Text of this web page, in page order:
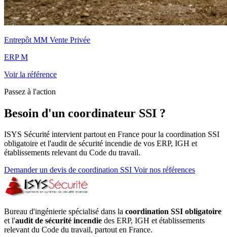
Entrepôt MM Vente Privée
ERP M
Voir la référence
Passez à l'action
Besoin d'un coordinateur SSI ?
ISYS Sécurité intervient partout en France pour la coordination SSI
obligatoire et l'audit de sécurité incendie de vos ERP, IGH et
établissements relevant du Code du travail.
Demander un devis de coordination SSI Voir nos références
Bureau d'ingénierie spécialisé dans la coordination SSI obligatoire
et l'audit de sécurité incendie des ERP, IGH et établissements
relevant du Code du travail, partout en France.